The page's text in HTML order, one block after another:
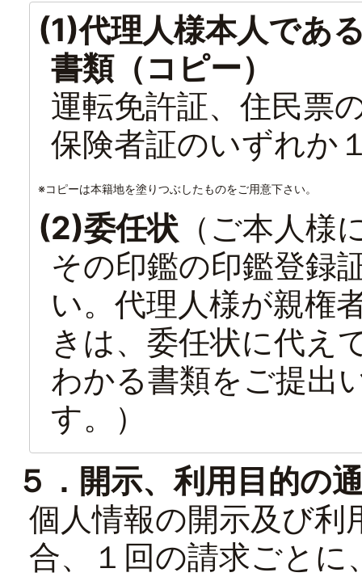
(1)代理人様本人であ
書類（コピー）
運転免許証、住民票
保険者証のいずれか
※コピーは本籍地を塗りつぶしたものをご用意下さい。
(2)委任状 （ご本人様
その印鑑の印鑑登録
い。代理人様が親権
きは、委任状に代え
わかる書類をご提出
す。）
５．開示、利用目的の
個人情報の開示及び利
合、１回の請求ごと